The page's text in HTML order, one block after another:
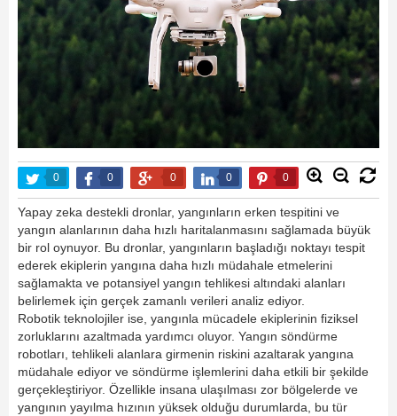
0 0 0 0 0
Yapay zeka destekli dronlar, yangınların erken tespitini ve
yangın alanlarının daha hızlı haritalanmasını sağlamada büyük
bir rol oynuyor. Bu dronlar, yangınların başladığı noktayı tespit
ederek ekiplerin yangına daha hızlı müdahale etmelerini
sağlamakta ve potansiyel yangın tehlikesi altındaki alanları
belirlemek için gerçek zamanlı verileri analiz ediyor.
Robotik teknolojiler ise, yangınla mücadele ekiplerinin fiziksel
zorluklarını azaltmada yardımcı oluyor. Yangın söndürme
robotları, tehlikeli alanlara girmenin riskini azaltarak yangına
müdahale ediyor ve söndürme işlemlerini daha etkili bir şekilde
gerçekleştiriyor. Özellikle insana ulaşılması zor bölgelerde ve
yangının yayılma hızının yüksek olduğu durumlarda, bu tür